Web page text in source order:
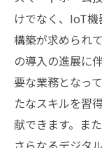
けでなく、IoT
構築が求められ
の導入の進展に
要な業務となっ
たなスキルを習
献できます。ま